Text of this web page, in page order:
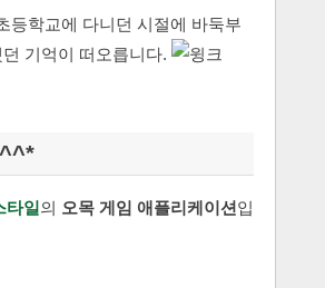
등학교에 다니던 시절에 바둑부
던 기억이 떠오릅니다.
타일의 오목 게임 애플리케이션입